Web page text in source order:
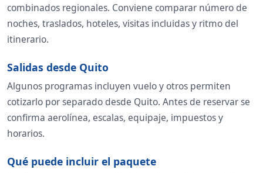
combinados regionales. Conviene comparar número de
noches, traslados, hoteles, visitas incluidas y ritmo del
itinerario.
Salidas desde Quito
Algunos programas incluyen vuelo y otros permiten
cotizarlo por separado desde Quito. Antes de reservar se
confirma aerolínea, escalas, equipaje, impuestos y
horarios.
Qué puede incluir el paquete